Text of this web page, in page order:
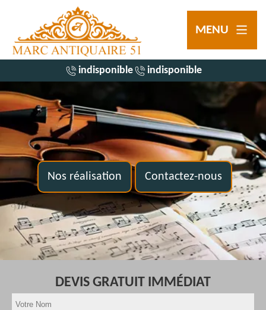
MENU
indisponible indisponible
Nos réalisation Contactez-nous
DEVIS GRATUIT IMMÉDIAT